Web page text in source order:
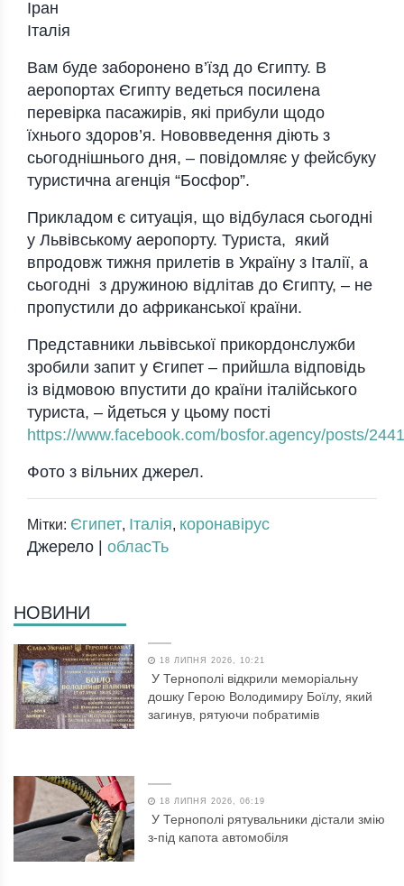
Іран
Італія
Вам буде заборонено в’їзд до Єгипту. В
аеропортах Єгипту ведеться посилена
перевірка пасажирів, які прибули щодо
їхнього здоров’я. Нововведення діють з
сьогоднішнього дня, – повідомляє у фейсбуку
туристична агенція “Босфор”.
Прикладом є ситуація, що відбулася сьогодні
у Львівському аеропорту. Туриста, який
впродовж тижня прилетів в Україну з Італії, а
сьогодні з дружиною відлітав до Єгипту, – не
пропустили до африканської країни.
Представники львівської прикордонслужби
зробили запит у Єгипет – прийшла відповідь
із відмовою впустити до країни італійського
туриста, – йдеться у цьому пості
https://www.facebook.com/bosfor.agency/posts/
Фото з вільних джерел.
Мітки: Єгипет, Італія, коронавірус
Джерело | обласТь
НОВИНИ
18 ЛИПНЯ 2026, 10:21
У Тернополі відкрили меморіальну
дошку Герою Володимиру Боїлу, який
загинув, рятуючи побратимів
18 ЛИПНЯ 2026, 06:19
У Тернополі рятувальники дістали змію
з-під капота автомобіля